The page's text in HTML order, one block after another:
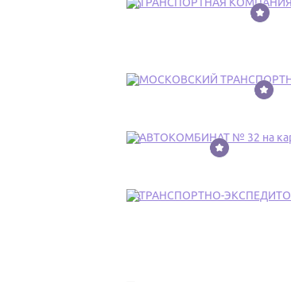
10
11
12
13